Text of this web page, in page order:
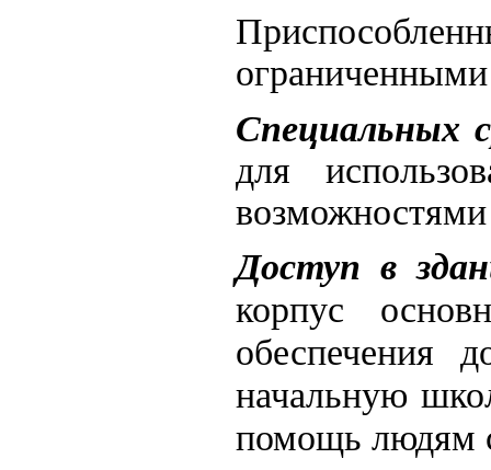
Специальных
для
возможностями
Доступ в
корпус
обеспечения
начальную
помощь людям